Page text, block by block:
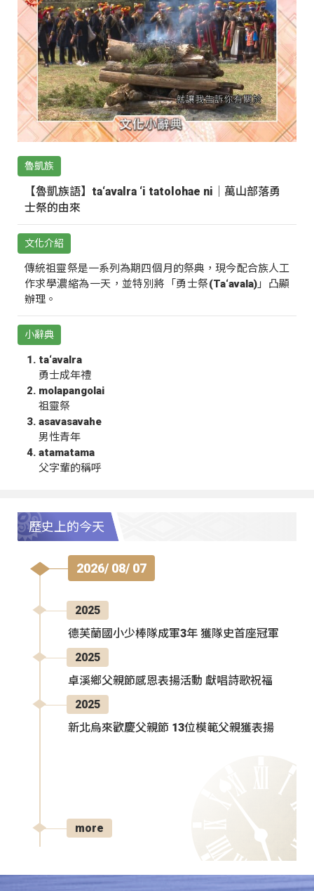
魯凱族
【魯凱族語】ta‘avalra ‘i tatolohae ni｜萬山部落勇
士祭的由來
文化介紹
傳統祖靈祭是一系列為期四個月的祭典，現今配合族人工
作求學濃縮為一天，並特別將「勇士祭(Ta‘avala)」凸顯
辦理。
小辭典
ta‘avalra
勇士成年禮
molapangolai
祖靈祭
asavasavahe
男性青年
atamatama
父字輩的稱呼
歷史上的今天
2026/ 08/ 07
2025
德芙蘭國小少棒隊成軍3年 獲隊史首座冠軍
2025
卓溪鄉父親節感恩表揚活動 獻唱詩歌祝福
2025
新北烏來歡慶父親節 13位模範父親獲表揚
more